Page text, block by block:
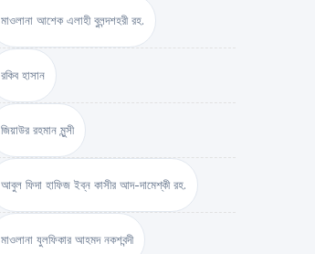
মাওলানা আশেক এলাহী বুলন্দশহরী রহ.
রকিব হাসান
জিয়াউর রহমান মুন্সী
আবুল ফিদা হাফিজ ইব্‌ন কাসীর আদ-দামেশ্‌কী রহ.
মাওলানা যুলফিকার আহমদ নকশবন্দী